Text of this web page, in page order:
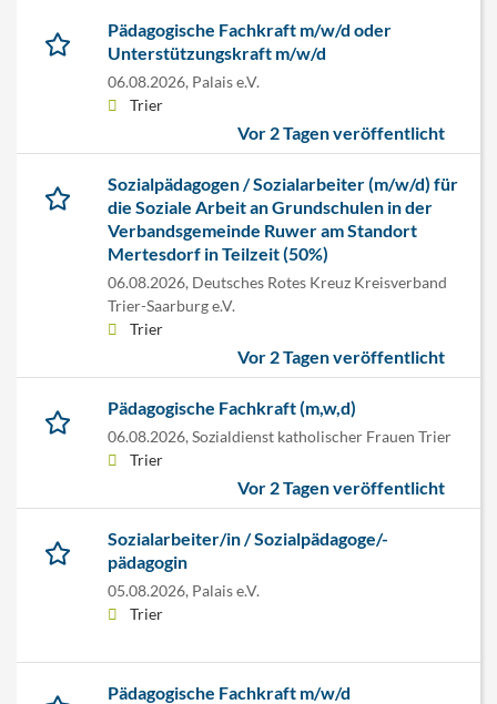
Pädagogische Fachkraft m/w/d oder
Unterstützungskraft m/w/d
06.08.2026, Palais e.V.
Trier
Vor 2 Tagen veröffentlicht
Sozialpädagogen / Sozialarbeiter (m/w/d) für
die Soziale Arbeit an Grundschulen in der
Verbandsgemeinde Ruwer am Standort
Mertesdorf in Teilzeit (50%)
06.08.2026, Deutsches Rotes Kreuz Kreisverband
Trier-Saarburg e.V.
Trier
Vor 2 Tagen veröffentlicht
Pädagogische Fachkraft (m,w,d)
06.08.2026, Sozialdienst katholischer Frauen Trier
Trier
Vor 2 Tagen veröffentlicht
Sozialarbeiter/in / Sozialpädagoge/-
pädagogin
05.08.2026, Palais e.V.
Trier
Pädagogische Fachkraft m/w/d